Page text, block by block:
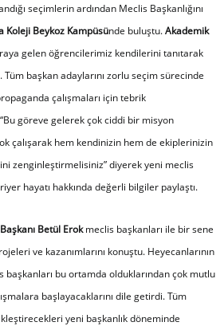
seçimlerin ardından Meclis Başkanlığını
Koleji Beykoz Kampüsünde buluştu.Akademik
gelen öğrencilerimiz kendilerini tanıtarak
başkan adaylarını zorlu seçim sürecinde
çalışmaları için tebrik
u göreve gelerek çok ciddi bir misyon
çalışarak hem kendinizin hem de ekiplerinizin
zenginleştirmelisiniz” diyerek yeni meclis
hayatı hakkında değerli bilgiler paylaştı.
Betül Erokmeclis başkanları ile bir sene
ve kazanımlarını konuştu. Heyecanlarının
bu ortamda olduklarından çok mutlu
başlayacaklarını dile getirdi. Tüm
yeni başkanlık döneminde